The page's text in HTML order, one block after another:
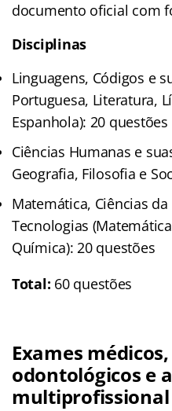
documento oficial com
Disciplinas
Linguagens, Códigos e
Portuguesa, Literatura,
Espanhola): 20 questões
Ciências Humanas e
Geografia, Filosofia e
Matemática, Ciências
Tecnologias
Química): 20 questões
Total: 60 questões
Exames
odontológicos e
multiprofissional